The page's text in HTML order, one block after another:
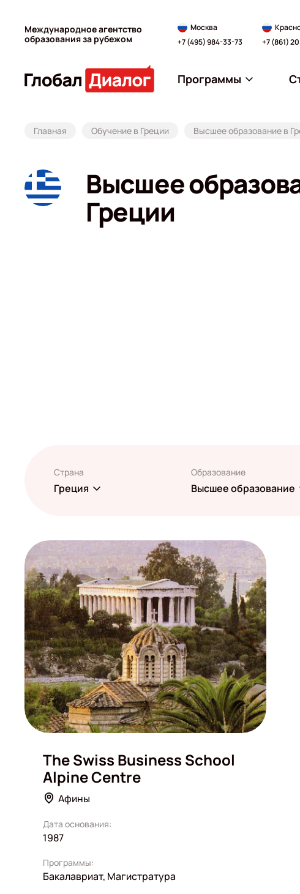
Международное агентство
образования за рубежом
Москва
+7 (495) 984-33-73
+7 (861)
Программы
Главная Обучение в Греции Высшее образование в
Высшее
Греции
Страна
Греция
Образование
Высшее образование
The Swiss Business School
Alpine Centre
Афины
Дата основания:
1987
Программы:
Бакалавриат, Магистратура